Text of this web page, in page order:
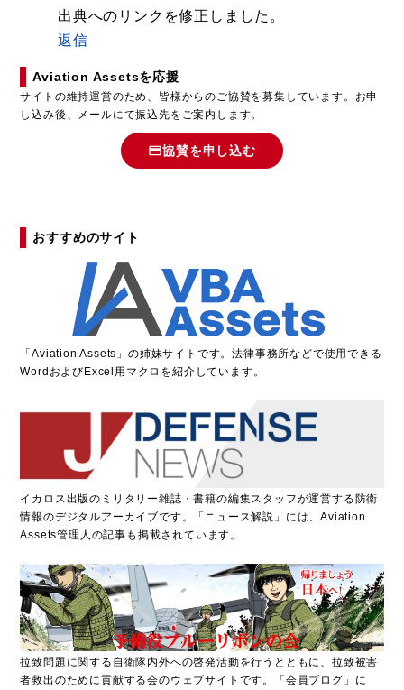
出典へのリンクを修正しました。
返信
Aviation Assetsを応援
サイトの維持運営のため、皆様からのご協賛を募集しています。お申
し込み後、メールにて振込先をご案内します。
協賛を申し込む
おすすめのサイト
「Aviation Assets」の姉妹サイトです。法律事務所などで使用できる
WordおよびExcel用マクロを紹介しています。
イカロス出版のミリタリー雑誌・書籍の編集スタッフが運営する防衛
情報のデジタルアーカイブです。「ニュース解説」には、Aviation
Assets管理人の記事も掲載されています。
拉致問題に関する自衛隊内外への啓発活動を行うとともに、拉致被害
者救出のために貢献する会のウェブサイトです。「会員ブログ」に